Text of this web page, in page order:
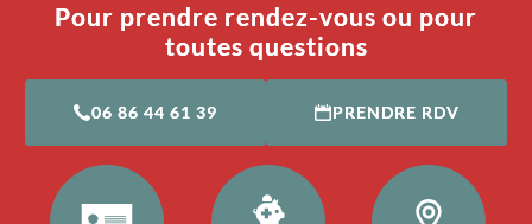
Pour prendre rendez-vous ou pour
toutes questions
06 86 44 61 39 PRENDRE RDV